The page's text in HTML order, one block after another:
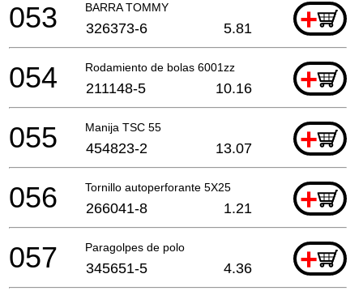
BARRA TOMMY +
053 326373-6 5.81
Rodamiento de bolas 6001zz +
054 211148-5 10.16
Manija TSC 55 +
055 454823-2 13.07
Tornillo autoperforante 5X25 +
056 266041-8 1.21
Paragolpes de polo +
057 345651-5 4.36